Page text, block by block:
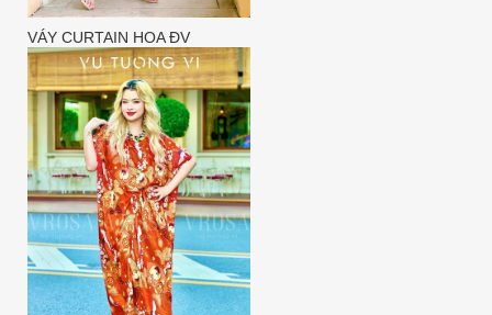
VÁY CURTAIN HOA ĐV